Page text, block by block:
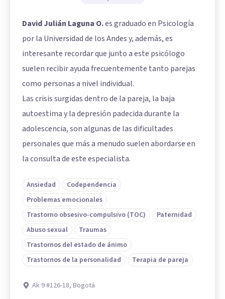
David Julián Laguna O.es graduado en Psicología
por la Universidad de los Andes y, además, es
interesante recordar que junto a este psicólogo
suelen recibir ayuda frecuentemente tanto parejas
como personas a nivel individual.
Las crisis surgidas dentro de la pareja, la baja
autoestima y la depresión padecida durante la
adolescencia, son algunas de las dificultades
personales que más a menudo suelen abordarse en
la consulta de este especialista.
Ansiedad
Codependencia
Problemas emocionales
Trastorno obsesivo-compulsivo (TOC)
Paternidad
Abuso sexual
Traumas
Trastornos del estado de ánimo
Trastornos de la personalidad
Terapia de pareja
Ak 9 #126-18, Bogotá